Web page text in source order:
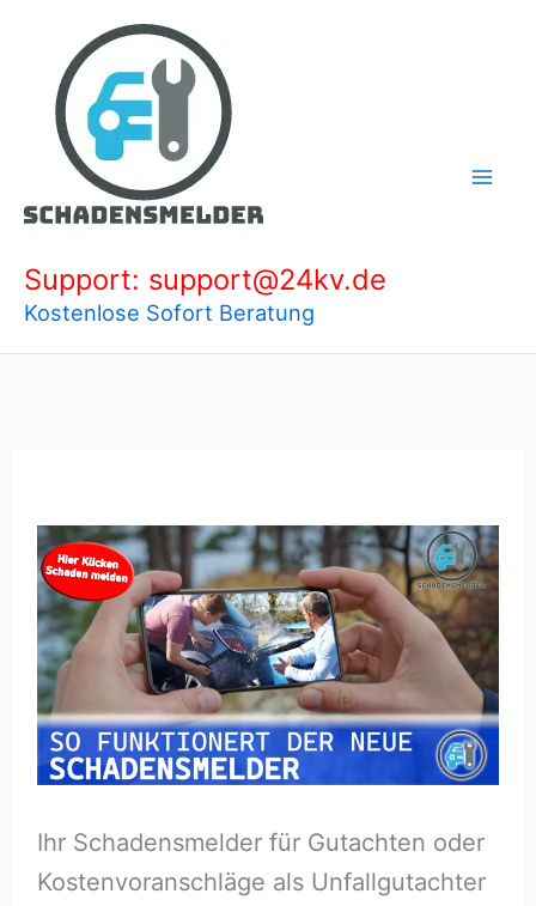
springen
Support: support@24kv.de
Kostenlose Sofort Beratung
Ihr Schadensmelder für Gutachten oder
Kostenvoranschläge als Unfallgutachter